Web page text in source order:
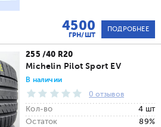
ПОДОБРАТЬ
4500
ГРН/ШТ
ПОДРОБНЕЕ
255 /40 R20
Michelin Pilot Sport EV
В наличии
0 отзывов
Кол-во
4 шт
Остаток
89%